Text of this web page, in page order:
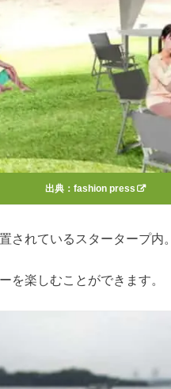
出典：fashion press
されているスタータープ内。
を楽しむことができます。